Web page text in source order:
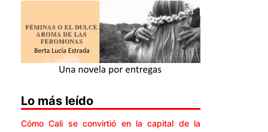
Lo más leído
Cómo Cali se convirtió en la capital de la